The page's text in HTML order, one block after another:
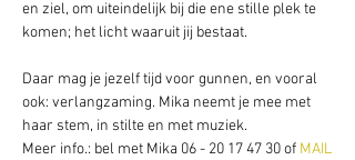
en ziel, om uiteindelijk bij die ene stille plek te
komen; het licht waaruit jij bestaat.
Daar mag je jezelf tijd voor gunnen, en vooral
ook: verlangzaming. Mika neemt je mee met
haar stem, in stilte en met muziek.
Meer info.: bel met Mika 06 - 20 17 47 30 of MAIL